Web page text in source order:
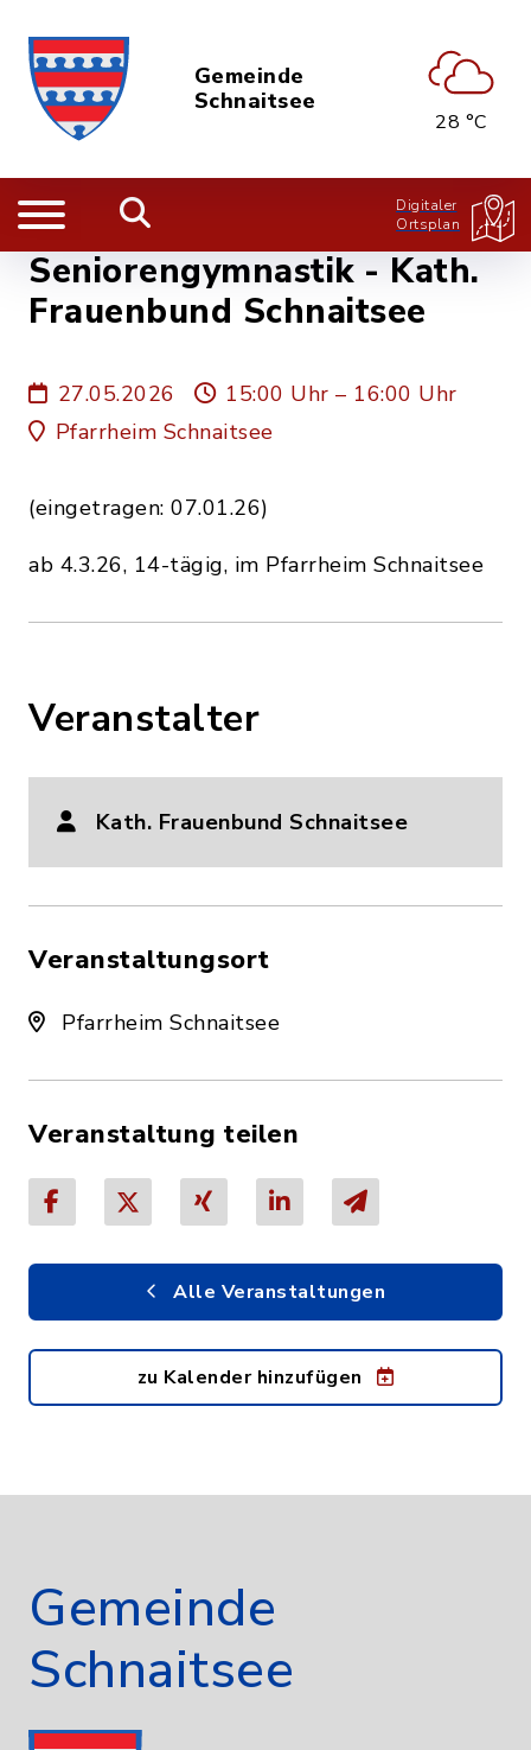
Gemeinde
Schnaitsee
28 °C
Digitaler
Ortsplan
Seniorengymnastik - Kath.
Frauenbund Schnaitsee
27.05.2026
15:00 Uhr – 16:00 Uhr
Pfarrheim Schnaitsee
(eingetragen: 07.01.26)
ab 4.3.26, 14-tägig, im Pfarrheim Schnaitsee
Veranstalter
Kath. Frauenbund Schnaitsee
Veranstaltungsort
Pfarrheim Schnaitsee
Veranstaltung teilen
Alle Veranstaltungen
zu Kalender hinzufügen
Gemeinde
Schnaitsee